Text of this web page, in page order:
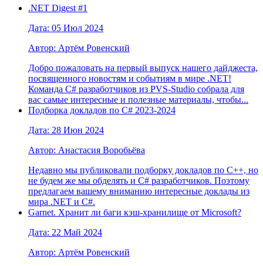
.NET Digest #1
Дата: 05 Июл 2024
Автор: Артём Ровенский
Добро пожаловать на первый выпуск нашего дайджеста,
посвященного новостям и событиям в мире .NET!
Команда C# разработчиков из PVS-Studio собрала для
вас самые интересные и полезные материалы, чтобы...
Подборка докладов по С# 2023-2024
Дата: 28 Июн 2024
Автор: Анастасия Воробьёва
Недавно мы публиковали подборку докладов по C++, но
не будем же мы обделять и C# разработчиков. Поэтому
предлагаем вашему вниманию интересные доклады из
мира .NET и C#.
Garnet. Хранит ли баги кэш-хранилище от Microsoft?
Дата: 22 Май 2024
Автор: Артём Ровенский